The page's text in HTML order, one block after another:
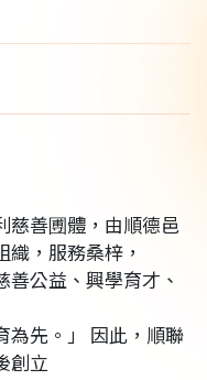
慈善圑體，由順德邑
，服務桑梓，
公益、興學育才、
為先。」 因此，順聯
創立